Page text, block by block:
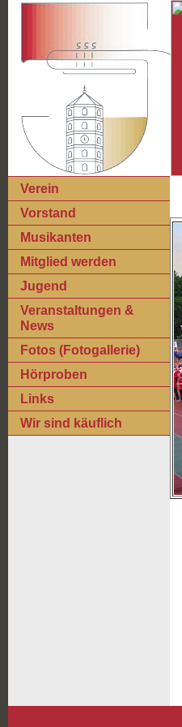
Verein
Vorstand
Musikanten
Mitglied werden
Jugend
Veranstaltungen &
News
Fotos (Fotogallerie)
Hörproben
Links
Wir sind käuflich